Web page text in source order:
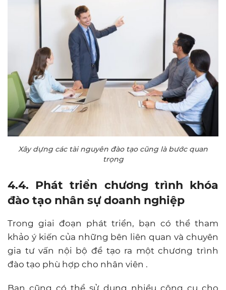
Xây dựng các tài nguyên đào tạo cũng là bước quan
trọng
4.4. Phát triển chương trình khóa
đào tạo nhân sự doanh nghiệp
Trong giai đoạn phát triển, bạn có thể tham
khảo ý kiến ​​của những bên liên quan và chuyên
gia tư vấn nội bộ để tạo ra một chương trình
đào tạo phù hợp cho nhân viên .
Bạn cũng có thể sử dụng nhiều công cụ cho